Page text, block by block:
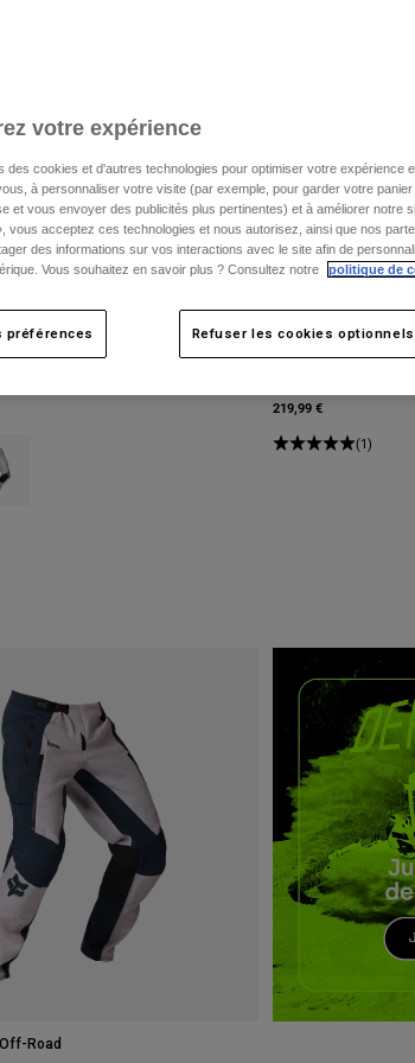
Special Edition
of Myrtille.
swatch type of Blanc.
219,99 €
(1)
Road
votre expérience
des cookies et d'autres technologies pour optimiser votre expérience
à personnaliser votre visite (par exemple, pour garder votre
et vous envoyer des publicités plus pertinentes) et à améliorer notre
vous acceptez ces technologies et nous autorisez, ainsi que nos
des informations sur vos interactions avec le site afin de
Vous souhaitez en savoir plus ? Consultez notre
politique de
préférences Refuser les cookies optionnels